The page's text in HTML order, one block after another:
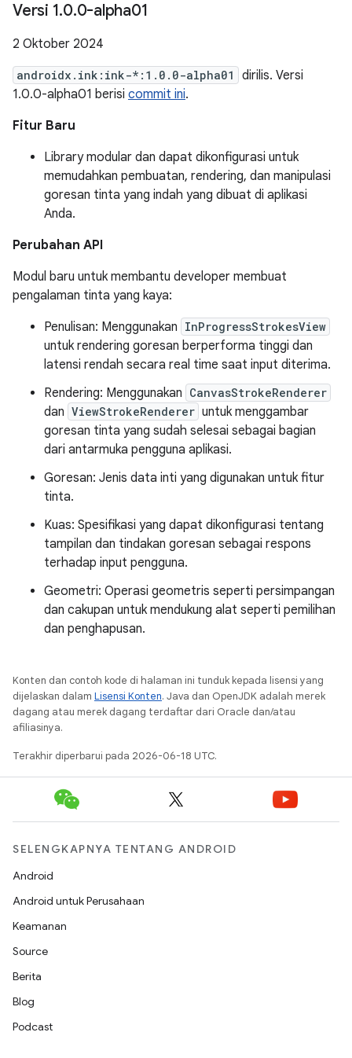
Versi 1.0.0-alpha01
2 Oktober 2024
androidx.ink:ink-*:1.0.0-alpha01
dirilis. Versi
1.0.0-alpha01 berisi commit ini.
Fitur Baru
Library modular dan dapat dikonfigurasi untuk
memudahkan pembuatan, rendering, dan manipulasi
goresan tinta yang indah yang dibuat di aplikasi
Anda.
Perubahan API
Modul baru untuk membantu developer membuat
pengalaman tinta yang kaya:
Penulisan: Menggunakan InProgressStrokesView
untuk rendering goresan berperforma tinggi dan
latensi rendah secara real time saat input diterima.
Rendering: Menggunakan CanvasStrokeRenderer
dan ViewStrokeRenderer untuk menggambar
goresan tinta yang sudah selesai sebagai bagian
dari antarmuka pengguna aplikasi.
Goresan: Jenis data inti yang digunakan untuk fitur
tinta.
Kuas: Spesifikasi yang dapat dikonfigurasi tentang
tampilan dan tindakan goresan sebagai respons
terhadap input pengguna.
Geometri: Operasi geometris seperti persimpangan
dan cakupan untuk mendukung alat seperti pemilihan
dan penghapusan.
Konten dan contoh kode di halaman ini tunduk kepada lisensi yang
dijelaskan dalam Lisensi Konten. Java dan OpenJDK adalah merek
dagang atau merek dagang terdaftar dari Oracle dan/atau
afiliasinya.
Terakhir diperbarui pada 2026-06-18 UTC.
SELENGKAPNYA TENTANG ANDROID
Android
Android untuk Perusahaan
Keamanan
Source
Berita
Blog
Podcast